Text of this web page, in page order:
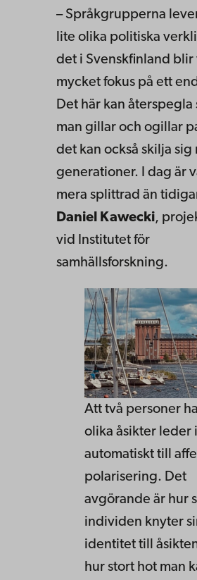
– Språkgrupperna
lite olika politiska
det i Svenskfinland
mycket fokus på ett
Det här kan återspegla
man gillar och ogillar
det kan också skilja sig
generationer. I dag är
mera splittrad än
Daniel Kawecki,
vid Institutet för
samhällsforskning.
Att två personer
olika åsikter leder
automatiskt till
polarisering. Det
avgörande är hur
individen knyter
identitet till
hur stort hot man